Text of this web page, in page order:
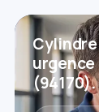
urgence
(94170).